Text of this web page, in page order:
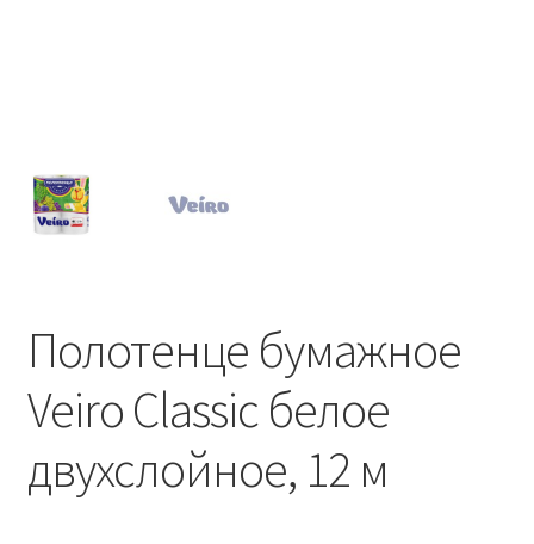
Полотенце бумажное
Veiro Classic белое
двухслойное, 12 м